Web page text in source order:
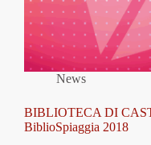
News
BIBLIOTECA DI
BiblioSpiaggia 2018